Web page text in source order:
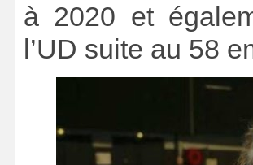
à 2020 et
l’UD suite au 58